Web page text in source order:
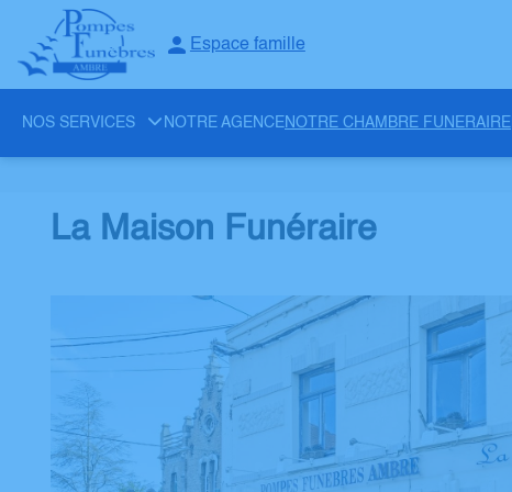
Espace famille
NOS SERVICES NOTRE AGENCENOTRE CHAMBRE FUNERAIRE
La Maison Funéraire